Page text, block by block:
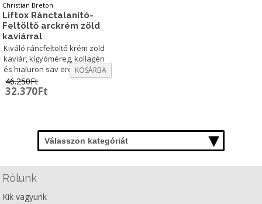
Christian Breton
Liftox Ránctalanító-
Feltöltő arckrém zöld
kaviárral
Kiváló ráncfeltöltő krém zöld
kaviár, kígyóméreg, kollagén
és hialuron sav erejével.
46.250Ft
Original
32.370Ft
KOSÁRBA
Válasszon kategóriát
Rólunk
Kik vagyunk